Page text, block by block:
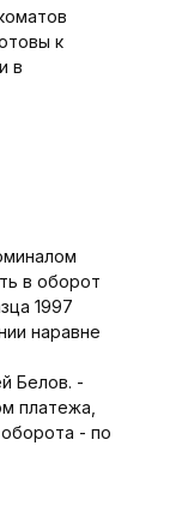
к
в
в оборот
1997
наравне
Белов. -
платежа,
- по